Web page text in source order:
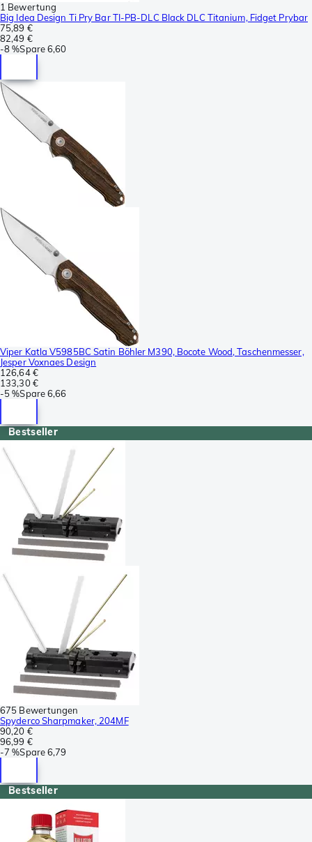
1 Bewertung
Big Idea Design Ti Pry Bar TI-PB-DLC Black DLC Titanium, Fidget Prybar
75,89 €
82,49 €
-8 %Spare6,60
Viper Katla V5985BC Satin Böhler M390, Bocote Wood, Taschenmesser,
Jesper Voxnaes Design
126,64 €
133,30 €
-5 %Spare6,66
Bestseller
675 Bewertungen
Spyderco Sharpmaker, 204MF
90,20 €
96,99 €
-7 %Spare6,79
Bestseller